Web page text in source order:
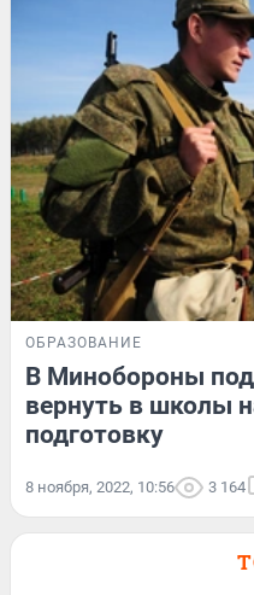
ОБРАЗОВАНИЕ
В Минобороны
вернуть в школы
подготовку
8 ноября, 2022, 10:56 3 164